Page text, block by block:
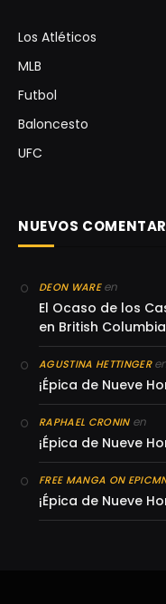
Los Atléticos
MLB
Futbol
Baloncesto
UFC
NUEVOS
DEON WAREen
El Ocaso de los
en British Columbia
AGUSTINA HETTINGER
¡Épica de Nueve
RAPHAEL CRONINen
¡Épica de Nueve
FREE MANGA ON
¡Épica de Nueve